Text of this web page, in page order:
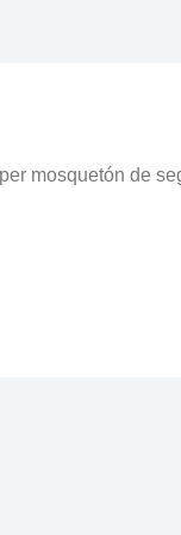
mosquetón de